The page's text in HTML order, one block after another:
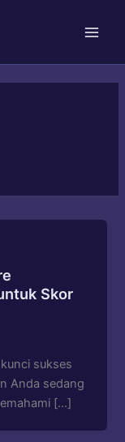
Skor
sukses
Anda sedang
[…]